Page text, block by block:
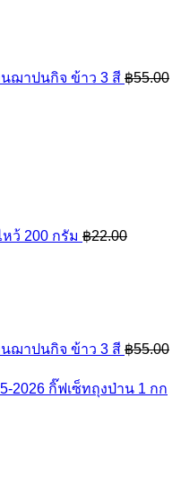
ฌาปนกิจ ข้าว 3 สี ฿55.00
ว้ 200 กรัม ฿22.00
ฌาปนกิจ ข้าว 3 สี ฿55.00
กิ๊ฟเซ็ทถุงป่าน 1 กก